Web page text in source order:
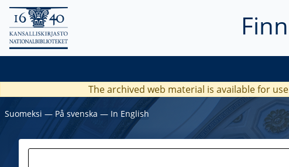
The archived web material is available for
Suomeksi ― På svenska ― In English